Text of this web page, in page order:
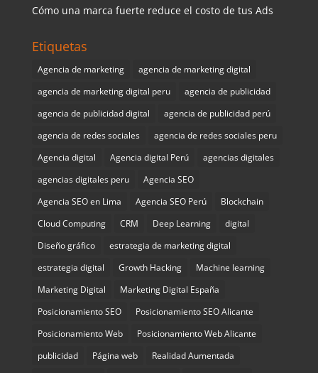
Cómo una marca fuerte reduce el costo de tus Ads
Etiquetas
Agencia de marketing
agencia de marketing digital
agencia de marketing digital peru
agencia de publicidad
agencia de publicidad digital
agencia de publicidad perú
agencia de redes sociales
agencia de redes sociales peru
Agencia digital
Agencia digital Perú
agencias digitales
agencias digitales peru
Agencia SEO
Agencia SEO en Lima
Agencia SEO Perú
Blockchain
Cloud Computing
CRM Deep Learning
digital
Diseño gráfico
estrategia de marketing digital
estrategia digital
Growth Hacking
Machine learning
Marketing Digital
Marketing Digital España
Posicionamiento SEO
Posicionamiento SEO Alicante
Posicionamiento Web
Posicionamiento Web Alicante
publicidad
Página web
Realidad Aumentada